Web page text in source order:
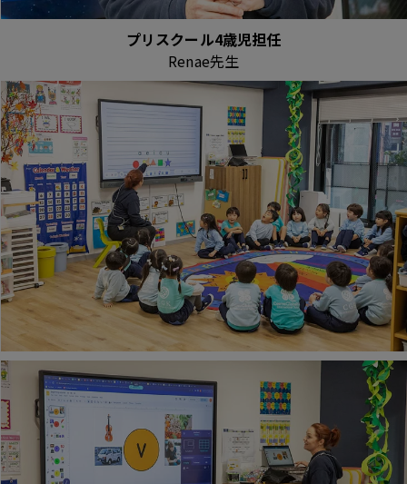
プリスクール4歳児担任
Renae先生